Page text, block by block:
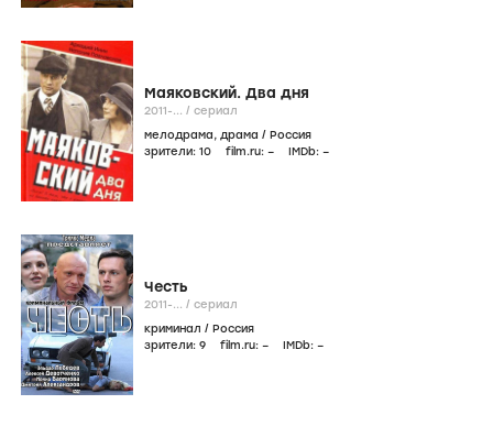
Маяковский. Два дня
2011-... / сериал
мелодрама, драма / Россия
зрители: 10 film.ru: – IMDb: –
Честь
2011-... / сериал
криминал / Россия
зрители: 9 film.ru: – IMDb: –